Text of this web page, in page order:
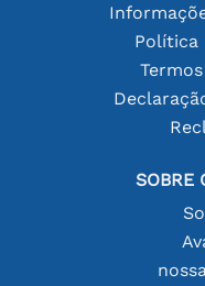
Política
SOBRE